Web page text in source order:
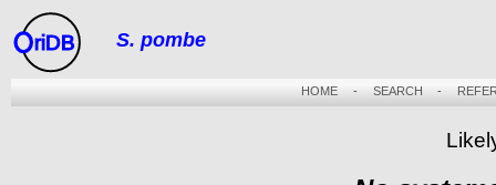
riDB S. pombe
HOME- SEARCH -